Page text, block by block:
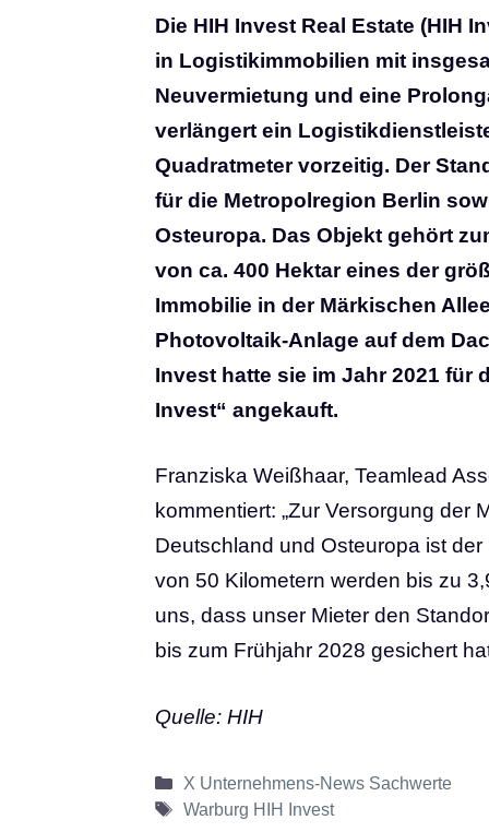
Die HIH Invest Real Estate (HIH
in Logistikimmobilien mit
Neuvermietung und eine
verlängert ein
Quadratmeter vorzeitig. Der
für die Metropolregion Berlin
Osteuropa. Das Objekt gehört
von ca. 400 Hektar eines der
Immobilie in der Märkischen
Photovoltaik-Anlage auf dem
Invest hatte sie im Jahr 2021 für
Invest“ angekauft.
Franziska Weißhaar, Teamlead
kommentiert: „Zur Versorgung der
Deutschland und Osteuropa ist
von 50 Kilometern werden bis zu
uns, dass unser Mieter den
bis zum Frühjahr 2028 gesichert
Quelle: HIH
Kategorien
X Unternehmens-News Sachwerte
Schlagwörter
Warburg HIH Invest